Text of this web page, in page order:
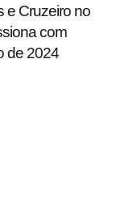
e Cruzeiro no
com
de 2024